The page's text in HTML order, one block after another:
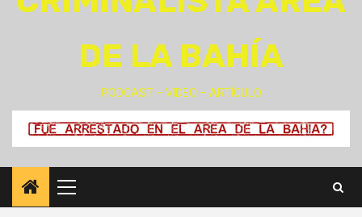
DE LA BAHÍA
PODCAST – VIDEO – ARTÍCULO
Primary
Menu